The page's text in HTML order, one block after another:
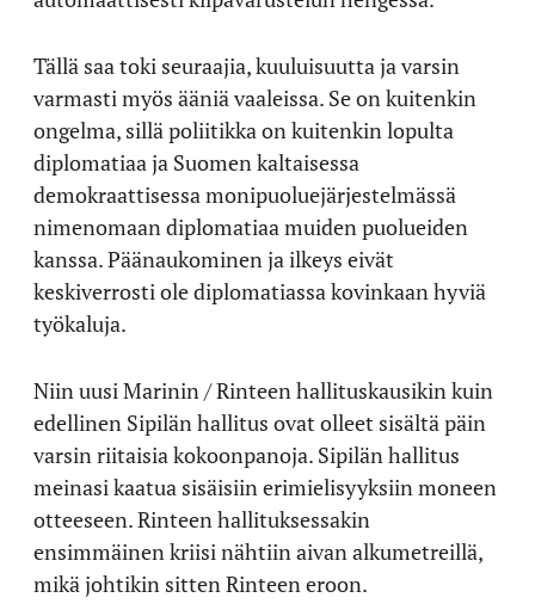
Tällä saa toki seuraajia, kuuluisuutta ja varsin
varmasti myös ääniä vaaleissa. Se on kuitenkin
ongelma, sillä poliitikka on kuitenkin lopulta
diplomatiaa ja Suomen kaltaisessa
demokraattisessa monipuoluejärjestelmässä
nimenomaan diplomatiaa muiden puolueiden
kanssa. Päänaukominen ja ilkeys eivät
keskiverrosti ole diplomatiassa kovinkaan hyviä
työkaluja.
Niin uusi Marinin / Rinteen hallituskausikin kuin
edellinen Sipilän hallitus ovat olleet sisältä päin
varsin riitaisia kokoonpanoja. Sipilän hallitus
meinasi kaatua sisäisiin erimielisyyksiin moneen
otteeseen. Rinteen hallituksessakin
ensimmäinen kriisi nähtiin aivan alkumetreillä,
mikä johtikin sitten Rinteen eroon.